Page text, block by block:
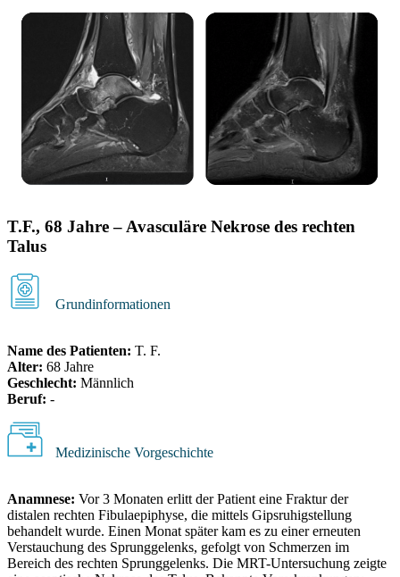
T.F., 68 Jahre – Avasculäre Nekrose des rechten
Talus
Grundinformationen
Name des Patienten: T. F.
Alter: 68 Jahre
Geschlecht: Männlich
Beruf: -
Medizinische Vorgeschichte
Anamnese: Vor 3 Monaten erlitt der Patient eine Fraktur der
distalen rechten Fibulaepiphyse, die mittels Gipsruhigstellung
behandelt wurde. Einen Monat später kam es zu einer erneuten
Verstauchung des Sprunggelenks, gefolgt von Schmerzen im
Bereich des rechten Sprunggelenks. Die MRT-Untersuchung zeigte